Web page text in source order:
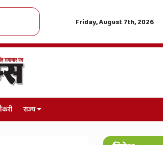
लाइसेंस में उम्र की बंदिश खत्म, सहकारी समितियों को राहत
Friday, August 7th, 2026
राज्य